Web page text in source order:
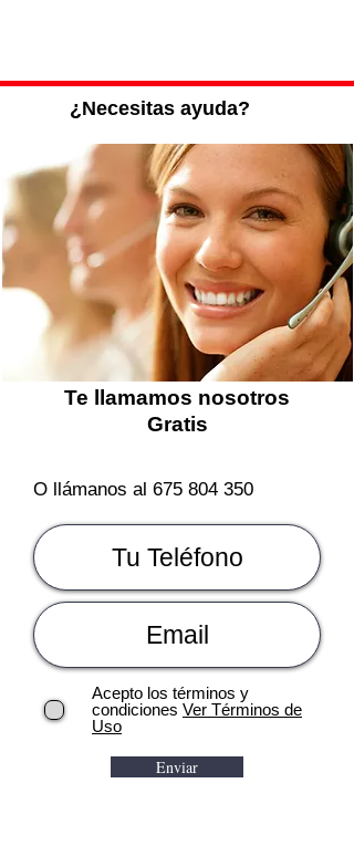
¿Necesitas ayuda?
Te llamamos nosotros
Gratis
O llámanos al 675 804 350
Acepto los términos y
condiciones Ver Términos de
Uso
Enviar